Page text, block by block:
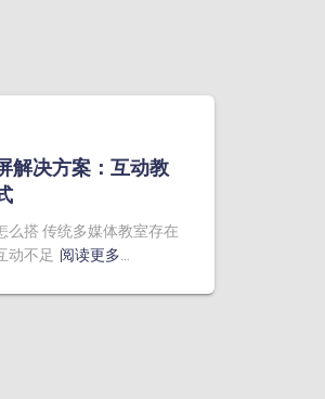
解决方案：互动教
么搭 传统多媒体教室存在
动不足 阅读更多…